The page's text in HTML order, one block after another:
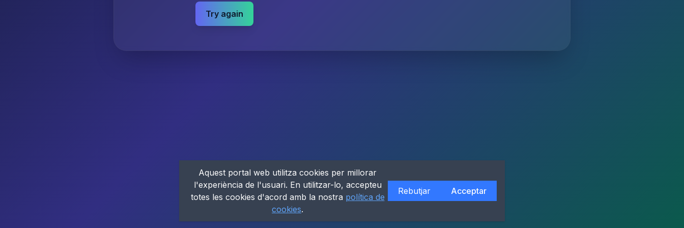
Try again
Aquest portal web utilitza cookies per millorar
l'experiència de l'usuari. En utilitzar-lo, accepteu
totes les cookies d'acord amb la nostra política de
cookies.
Rebutjar Acceptar